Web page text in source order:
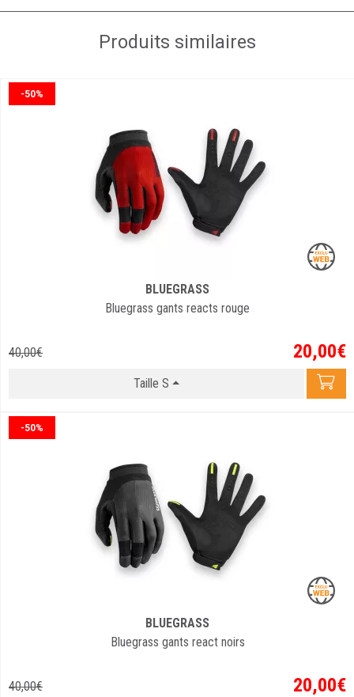
Produits similaires
-50%
BLUEGRASS
Bluegrass gants reacts rouge
40,00€ 20,00€
Taille S
-50%
BLUEGRASS
Bluegrass gants react noirs
40,00€ 20,00€